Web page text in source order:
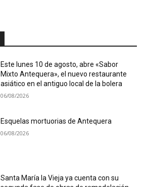
Este lunes 10 de agosto, abre «Sabor
Mixto Antequera», el nuevo restaurante
asiático en el antiguo local de la bolera
06/08/2026
Esquelas mortuorias de Antequera
06/08/2026
Santa María la Vieja ya cuenta con su